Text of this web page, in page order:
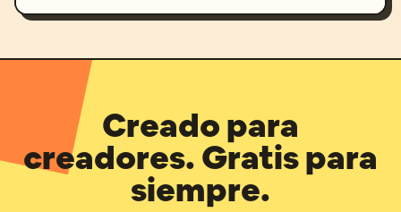
Creado para
creadores. Gratis para
siempre.